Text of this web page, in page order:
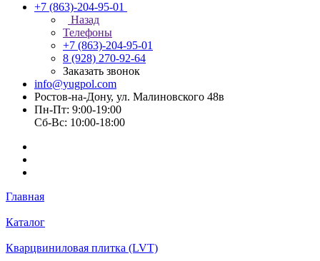
+7 (863)-204-95-01
Назад
Телефоны
+7 (863)-204-95-01
8 (928) 270-92-64
Заказать звонок
info@yugpol.com
Ростов-на-Дону, ул. Малиновского 48в
Пн-Пт: 9:00-19:00
Cб-Вс: 10:00-18:00
Главная
Каталог
Кварцвиниловая плитка (LVT)